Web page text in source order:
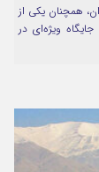
همچنان یکی از
ویژه‌ای در